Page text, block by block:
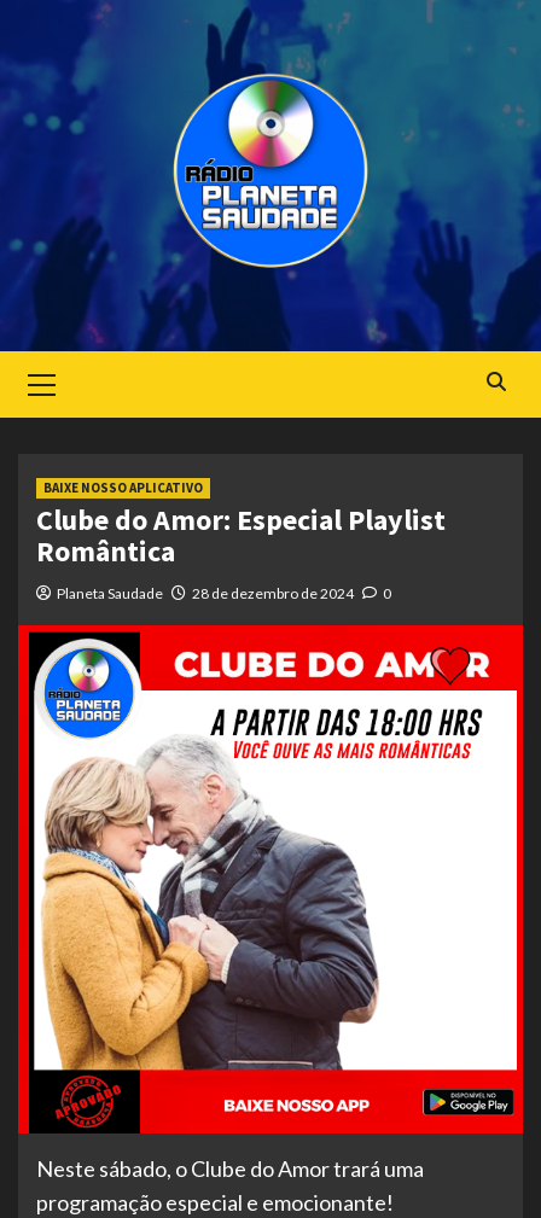
Menu
BAIXE NOSSO APLICATIVO
Clube do Amor: Especial Playlist
Romântica
Planeta Saudade 28 de dezembro de 2024 0
Neste sábado, o Clube do Amor trará uma
programação especial e emocionante!